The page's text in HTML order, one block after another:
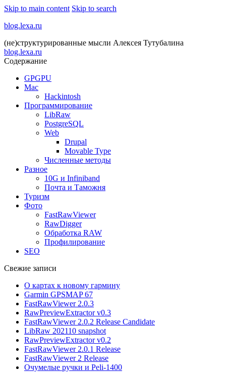
Skip to main content Skip to search
blog.lexa.ru
(не)структурированные мысли Алексея Тутубалина
blog.lexa.ru
Содержание
GPGPU
Mac
Hackintosh
Программирование
LibRaw
PostgreSQL
Web
Drupal
Movable Type
Численные методы
Разное
10G и Infiniband
Почта и Таможня
Туризм
Фото
FastRawViewer
RawDigger
Обработка RAW
Профилирование
SEO
Свежие записи
О картах к новому гармину
Garmin GPSMAP 67
FastRawViewer 2.0.3
RawPreviewExtractor v0.3
FastRawViewer 2.0.2 Release Candidate
LibRaw 202110 snapshot
RawPreviewExtractor v0.2
FastRawViewer 2.0.1 Release
FastRawViewer 2 Release
Очумелые ручки и Peli-1400